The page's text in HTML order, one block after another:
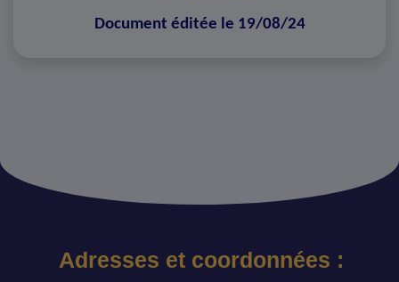
Document éditée le 19/08/24
Adresses et coordonnées :